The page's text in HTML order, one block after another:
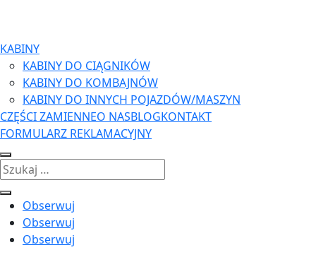
KABINY
KABINY DO CIĄGNIKÓW
KABINY DO KOMBAJNÓW
KABINY DO INNYCH POJAZDÓW/MASZYN
CZĘŚCI ZAMIENNEO NASBLOGKONTAKT
FORMULARZ REKLAMACYJNY
Obserwuj
Obserwuj
Obserwuj